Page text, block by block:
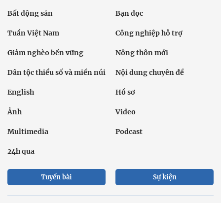
Bất động sản Bạn đọc
Tuần Việt Nam Công nghiệp hỗ trợ
Giảm nghèo bền vững Nông thôn mới
Dân tộc thiểu số và miền núi Nội dung chuyên đề
English Hồ sơ
Ảnh Video
Multimedia Podcast
24h qua
Tuyến bài Sự kiện